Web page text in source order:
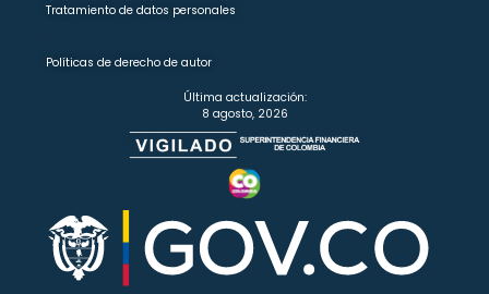
Tratamiento de datos personales
Políticas de derecho de autor
Última actualización:
8 agosto, 2026